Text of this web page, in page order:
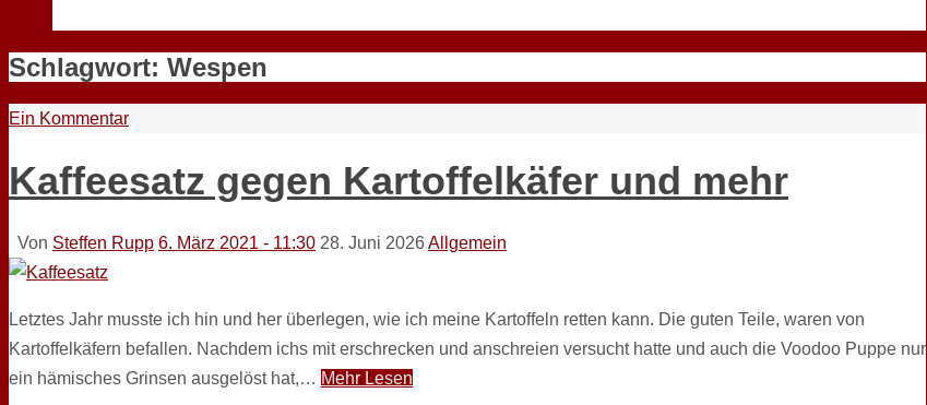
Schlagwort: Wespen
Ein Kommentar
Kaffeesatz gegen Kartoffelkäfer und mehr
Von Steffen Rupp 6. März 2021 - 11:30 28. Juni 2026Allgemein
Letztes Jahr musste ich hin und her überlegen, wie ich meine Kartoffeln retten kann. Die guten Teile, waren von
Kartoffelkäfern befallen. Nachdem ichs mit erschrecken und anschreien versucht hatte und auch die Voodoo Puppe nur
ein hämisches Grinsen ausgelöst hat,… Mehr Lesen